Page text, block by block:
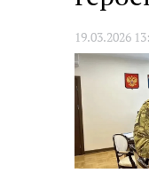
19.03.2026